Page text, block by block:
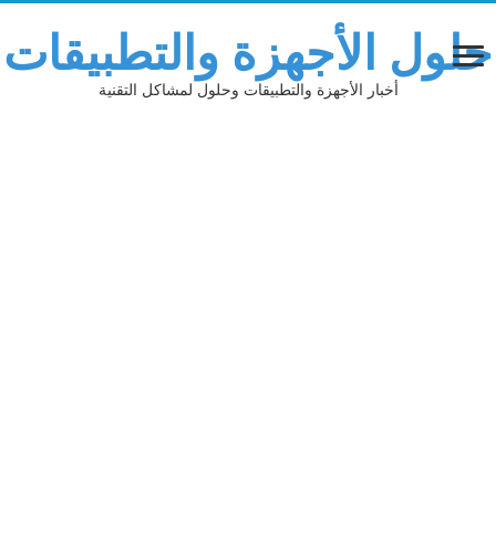
حلول الأجهزة والتطبيقات
أخبار الأجهزة والتطبيقات وحلول لمشاكل التقنية